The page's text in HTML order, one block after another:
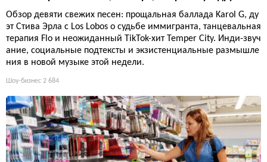
Обзор девяти свежих песен: прощальная баллада Karol G, ду
эт Стива Эрла с Los Lobos о судьбе иммигранта, танцевальная
терапия Flo и неожиданный TikTok-хит Temper City. Инди-звуч
ание, социальные подтексты и экзистенциальные размышле
ния в новой музыке этой недели.
Шоу-бизнес 2 684